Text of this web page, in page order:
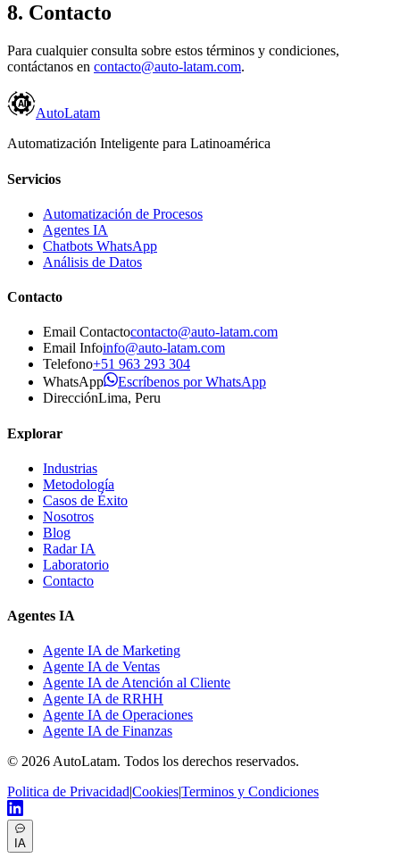
8. Contacto
Para cualquier consulta sobre estos términos y condiciones,
contáctanos en contacto@auto-latam.com.
AutoLatam
Automatización Inteligente para Latinoamérica
Servicios
Automatización de Procesos
Agentes IA
Chatbots WhatsApp
Análisis de Datos
Contacto
Email Contactocontacto@auto-latam.com
Email Infoinfo@auto-latam.com
Telefono+51 963 293 304
WhatsApp
Escríbenos por WhatsApp
DirecciónLima, Peru
Explorar
Industrias
Metodología
Casos de Éxito
Nosotros
Blog
Radar IA
Laboratorio
Contacto
Agentes IA
Agente IA de Marketing
Agente IA de Ventas
Agente IA de Atención al Cliente
Agente IA de RRHH
Agente IA de Operaciones
Agente IA de Finanzas
© 2026AutoLatam. Todos los derechos reservados.
Politica de Privacidad|Cookies|Terminos y Condiciones
IA